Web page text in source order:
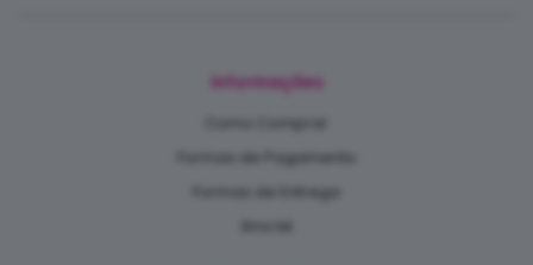
Informações
Como Comprar
Formas de Pagamento
Formas de Entrega